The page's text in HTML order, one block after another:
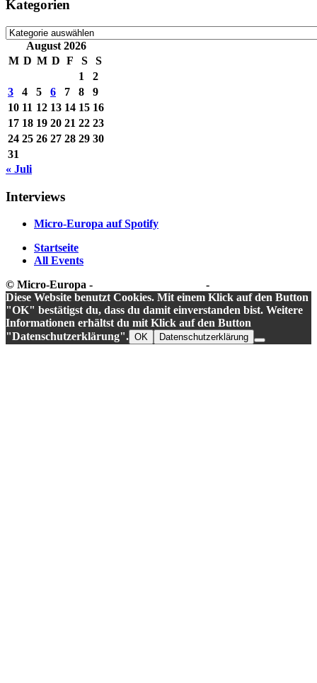
Kategorien
Kategorien
August 2026
M D M D F S
S
1
2
3
4 5 6 7 8
9
10 11 12 13 14 15 16
17 18 19 20 21 22 23
24 25 26 27 28 29 30
31
« Juli
Interviews
Micro-Europa auf Spotify
Startseite
All Events
© Micro-Europa -
-
Diese Website benutzt Cookies. Mit einem Klick auf den Button
"OK" bestätigst du, dass du damit einverstanden bist. Weitere
Informationen erhältst du mit Klick auf den Button
"Datenschutzerklärung". OK Datenschutzerklärung